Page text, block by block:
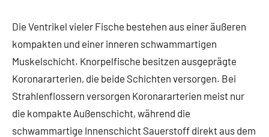
Die Ventrikel vieler Fische bestehen aus einer äußeren
kompakten und einer inneren schwammartigen
Muskelschicht. Knorpelfische besitzen ausgeprägte
Koronararterien, die beide Schichten versorgen. Bei
Strahlenflossern versorgen Koronararterien meist nur
die kompakte Außenschicht, während die
schwammartige Innenschicht Sauerstoff direkt aus dem